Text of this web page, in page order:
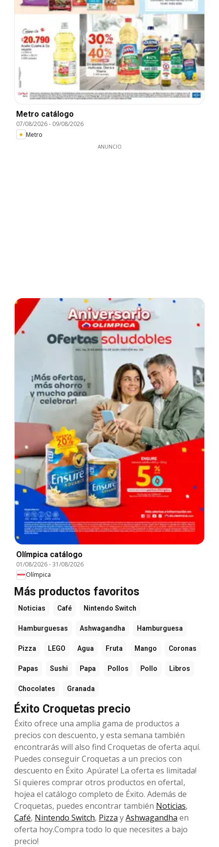
Metro catálogo
07/08/2026- 09/08/2026
Metro
ANUNCIO
Olímpica catálogo
01/08/2026-31/08/2026
Olímpica
Más productos favoritos
Noticias Café Nintendo Switch
Hamburguesas Ashwagandha Hamburguesa
Pizza LEGO Agua Fruta Mango Coronas
Papas Sushi Papa Pollos Pollo Libros
Chocolates Granada
Éxito Croquetas precio
Éxito ofrece una amplia gama de productos a
precios con descuento, y esta semana también
encontrarás will also find Croquetas de oferta aquí.
Puedes conseguir Croquetas a un precios con
descuento en Éxito .Apúrate! La oferta es limitada!
Si quieres comprar otros productos en ofertaI,
hojea el catálogo completo de Éxito. Además de
Croquetas, puedes encontrar también Noticias,
Café, Nintendo Switch, Pizza yAshwagandha en
oferta hoy.Compra todo lo que necesites a bajo
precio!